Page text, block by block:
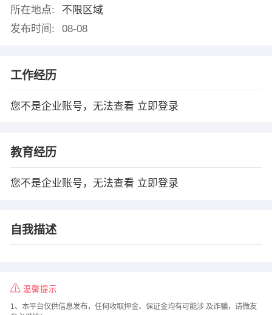
所在地点:
不限区域
发布时间:
08-08
工作经历
您不是企业账号，无法查看 立即登录
教育经历
您不是企业账号，无法查看 立即登录
自我描述
温馨提示
1、本平台仅供信息发布，任何收取押金、保证金均有可能涉 及诈骗，请微友